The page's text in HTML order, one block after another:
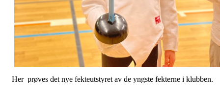
Her prøves det nye fekteutstyret av de yngste fekterne i klubben.